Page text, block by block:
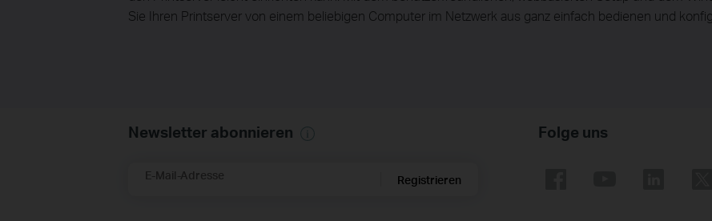
Sie Ihren Printserver von einem beliebigen Computer im Netzwerk aus ganz einfach bedienen und
Newsletter abonnieren
E-Mail-Adresse Registrieren
Folge uns